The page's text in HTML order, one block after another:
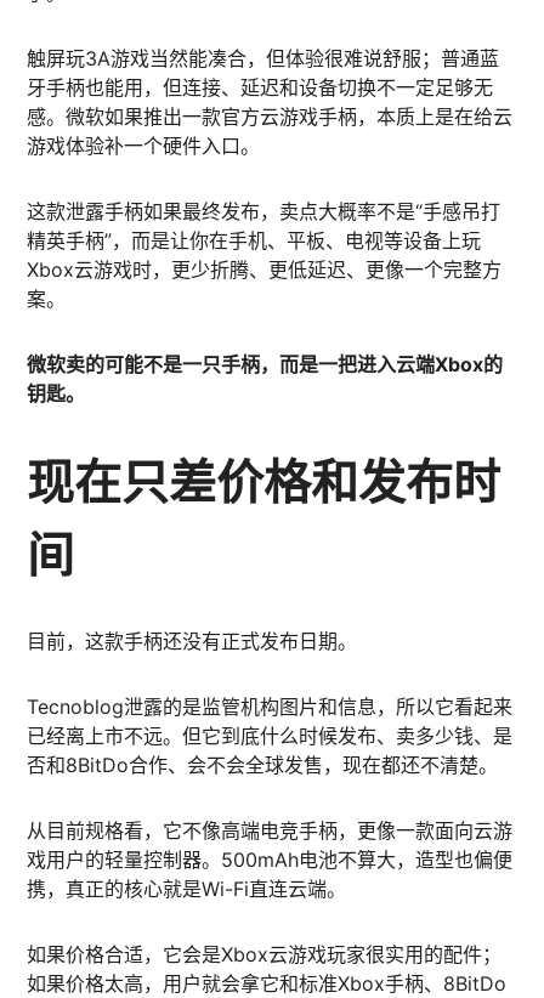
触屏玩3A游戏当然能凑合，但体验很难说舒服；普通蓝
牙手柄也能用，但连接、延迟和设备切换不一定足够无
感。微软如果推出一款官方云游戏手柄，本质上是在给云
游戏体验补一个硬件入口。
这款泄露手柄如果最终发布，卖点大概率不是“手感吊打
精英手柄”，而是让你在手机、平板、电视等设备上玩
Xbox云游戏时，更少折腾、更低延迟、更像一个完整方
案。
微软卖的可能不是一只手柄，而是一把进入云端Xbox的
钥匙。
现在只差价格和发布时
间
目前，这款手柄还没有正式发布日期。
Tecnoblog泄露的是监管机构图片和信息，所以它看起来
已经离上市不远。但它到底什么时候发布、卖多少钱、是
否和8BitDo合作、会不会全球发售，现在都还不清楚。
从目前规格看，它不像高端电竞手柄，更像一款面向云游
戏用户的轻量控制器。500mAh电池不算大，造型也偏便
携，真正的核心就是Wi-Fi直连云端。
如果价格合适，它会是Xbox云游戏玩家很实用的配件；
如果价格太高，用户就会拿它和标准Xbox手柄、8BitDo